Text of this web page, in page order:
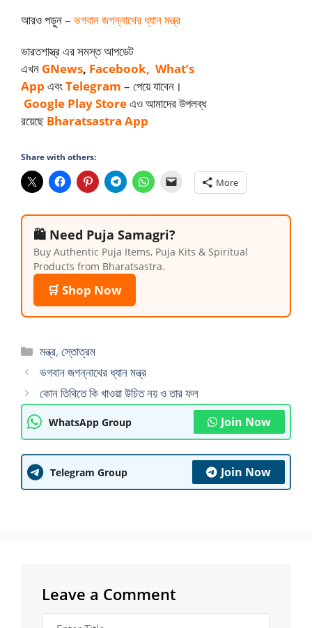
আরও পড়ুন – ভগবান জগন্নাথের ধ্যান মন্ত্র
ভারতশাস্ত্র এর সমস্ত আপডেট
এখন GNews, Facebook, What’s
App এবংTelegram – পেয়ে যাবেন।
Google PlayStoreএও আমাদের উপলব্ধ
রয়েছে Bharatsastra App
Share with others:
More
🛍️ Need Puja Samagri?
Buy Authentic Puja Items, Puja Kits & Spiritual
Products from Bharatsastra.
🛒 Shop Now
Categories
মন্ত্র,স্তোত্রম
ভগবান জগন্নাথের ধ্যান মন্ত্র
কোন তিথিতে কি খাওয়া উচিত নয় ও তার ফল
WhatsApp Group Join Now
Telegram Group Join Now
Leave a Comment